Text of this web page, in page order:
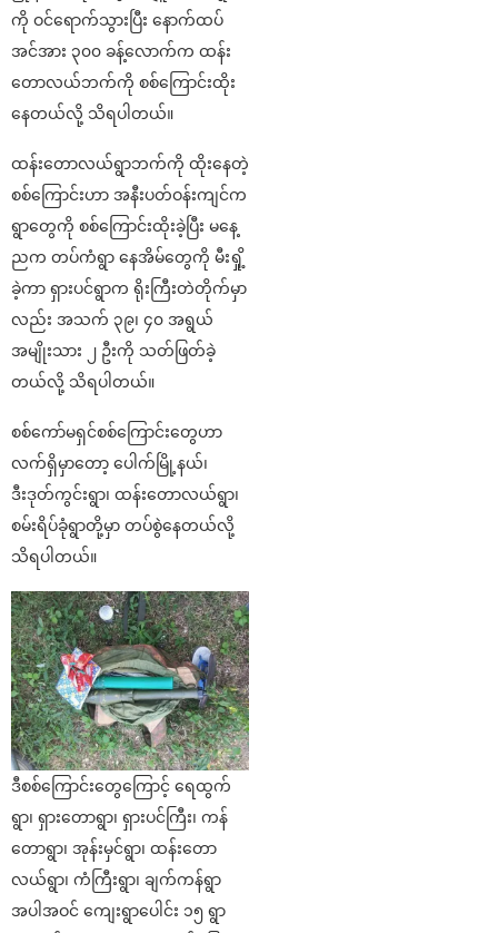
ကို ဝင်ရောက်သွားပြီး နောက်ထပ်
အင်အား ၃၀၀ ခန့်လောက်က ထန်း
တောလယ်ဘက်ကို စစ်ကြောင်းထိုး
နေတယ်လို့ သိရပါတယ်။
ထန်းတောလယ်ရွာဘက်ကို ထိုးနေတဲ့
စစ်ကြောင်းဟာ အနီးပတ်ဝန်းကျင်က
ရွာတွေကို စစ်ကြောင်းထိုးခဲ့ပြီး မနေ့
ညက တပ်ကံရွာ နေအိမ်တွေကို မီးရှို့
ခဲ့ကာ ရှားပင်ရွာက ရိုးကြီးတဲတိုက်မှာ
လည်း အသက် ၃၉၊ ၄၀ အရွယ်
အမျိုးသား ၂ ဦးကို သတ်ဖြတ်ခဲ့
တယ်လို့ သိရပါတယ်။
စစ်ကော်မရှင်စစ်ကြောင်းတွေဟာ
လက်ရှိမှာတော့ ပေါက်မြို့နယ်၊
ဒီးဒုတ်ကွင်းရွာ၊ ထန်းတောလယ်ရွာ၊
စမ်းရိပ်ခုံရွာတို့မှာ တပ်စွဲနေတယ်လို့
သိရပါတယ်။
ဒီစစ်ကြောင်းတွေကြောင့် ရေထွက်
ရွာ၊ ရှားတောရွာ၊ ရှားပင်ကြီး၊ ကန်
တောရွာ၊ အုန်းမှင်ရွာ၊ ထန်းတော
လယ်ရွာ၊ ကံကြီးရွာ၊ ချက်ကန်ရွာ
အပါအဝင် ကျေးရွာပေါင်း ၁၅ ရွာ